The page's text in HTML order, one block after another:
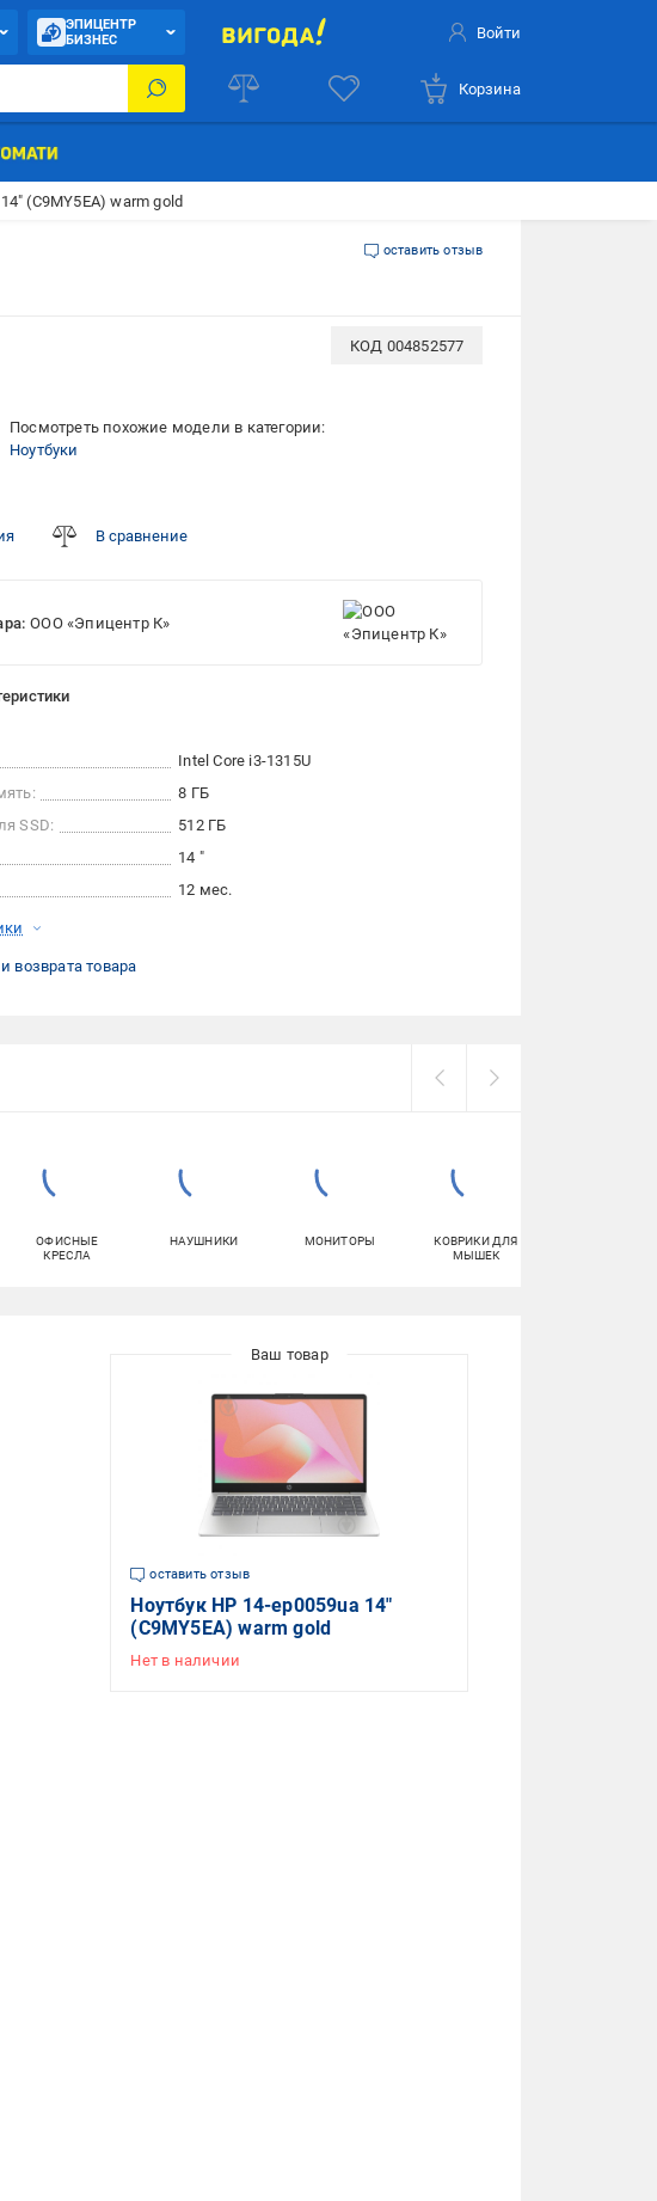
ЭПИЦЕНТР
БИЗНЕС
Войти
Корзина
(C9MY5EA) warm gold
оставить отзыв
КОД 004852577
Посмотреть похожие модели в категории:
Ноутбуки
В сравнение
ООО «Эпицентр К»
Intel Core i3-1315U
8 ГБ
SSD:
512 ГБ
14 "
12 мес.
возврата товара
ОФИСНЫЕ
КРЕСЛА
НАУШНИКИ МОНИТОРЫ
КОВРИКИ ДЛЯ
МЫШЕК
оставить отзыв
Ноутбук HP 14-ep0059ua 14"
(C9MY5EA) warm gold
Нет в наличии